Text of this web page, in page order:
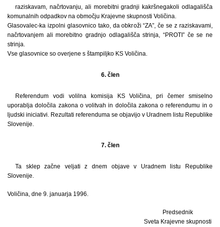
raziskavam, načrtovanju, ali morebitni gradnji kakršnegakoli odlagališča
komunalnih odpadkov na območju Krajevne skupnosti Voličina.
Glasovalec-ka izpolni glasovnico tako, da obkroži “ZA”, če se z raziskavami,
načrtovanjem ali morebitno gradnjo odlagališča strinja, “PROTI” če se ne
strinja.
Vse glasovnice so overjene s štampiljko KS Voličina.
6. člen
Referendum vodi volilna komisija KS Voličina, pri čemer smiselno
uporablja določila zakona o volitvah in določila zakona o referendumu in o
ljudski iniciativi. Rezultati referenduma se objavijo v Uradnem listu Republike
Slovenije.
7. člen
Ta sklep začne veljati z dnem objave v Uradnem listu Republike
Slovenije.
Voličina, dne 9. januarja 1996.
Predsednik
Sveta Krajevne skupnosti